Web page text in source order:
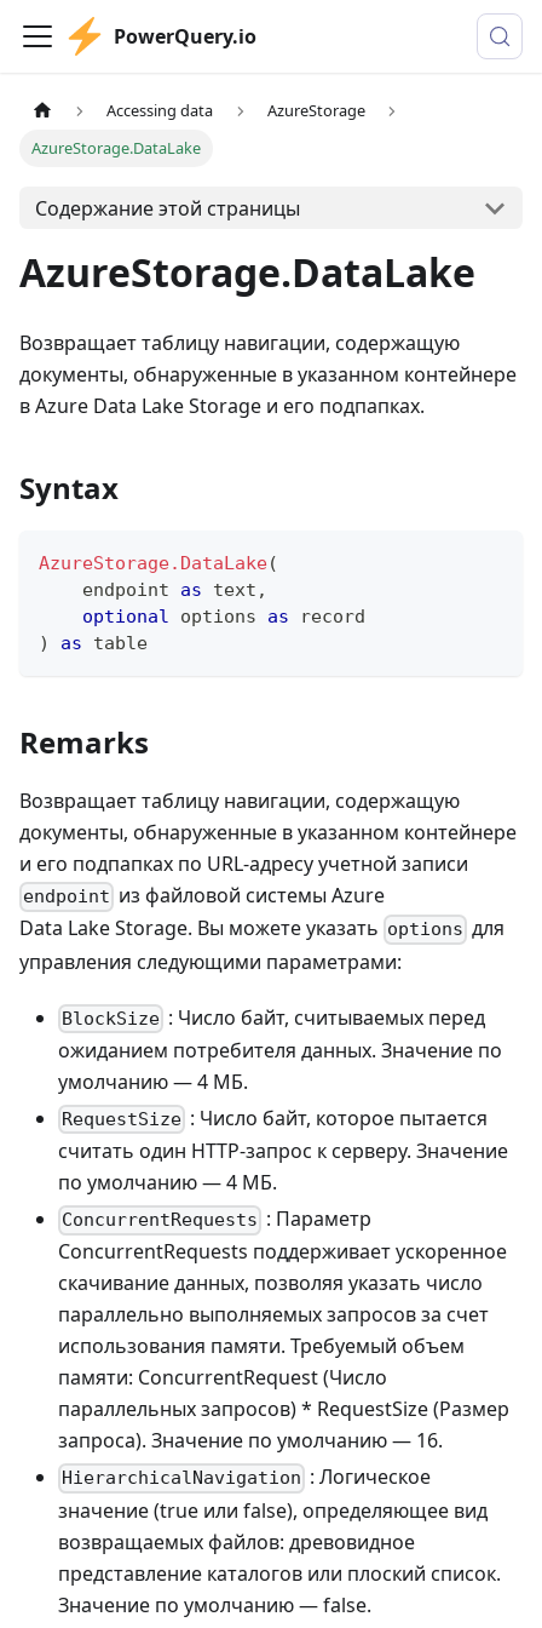
PowerQuery.io
Accessing data
AzureStorage
AzureStorage.DataLake
Содержание этой страницы
AzureStorage.DataLake
Возвращает таблицу навигации, содержащую
документы, обнаруженные в указанном контейнере
в Azure Data Lake Storage и его подпапках.
Syntax
AzureStorage.DataLake(
    endpoint
as text ,
optional options as
record
)
as table
Remarks
Возвращает таблицу навигации, содержащую
документы, обнаруженные в указанном контейнере
и его подпапках по URL-адресу учетной записи
endpoint из файловой системы Azure
Data Lake Storage. Вы можете указать options для
управления следующими параметрами:
BlockSize : Число байт, считываемых перед
ожиданием потребителя данных. Значение по
умолчанию — 4 МБ.
RequestSize : Число байт, которое пытается
считать один HTTP-запрос к серверу. Значение
по умолчанию — 4 МБ.
ConcurrentRequests : Параметр
ConcurrentRequests поддерживает ускоренное
скачивание данных, позволяя указать число
параллельно выполняемых запросов за счет
использования памяти. Требуемый объем
памяти: ConcurrentRequest (Число
параллельных запросов) * RequestSize (Размер
запроса). Значение по умолчанию — 16.
HierarchicalNavigation : Логическое
значение (true или false), определяющее вид
возвращаемых файлов: древовидное
представление каталогов или плоский список.
Значение по умолчанию — false.